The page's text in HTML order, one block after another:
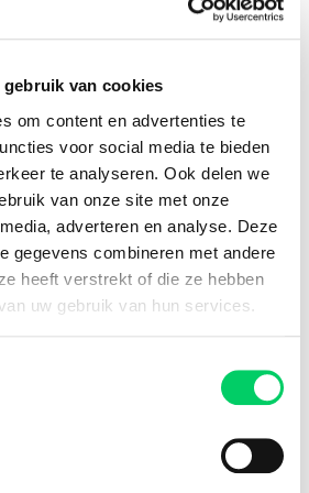
gebruik van cookies
om content en advertenties te
voor social media te bieden
te analyseren. Ook delen we
van onze site met onze
adverteren en analyse. Deze
gegevens combineren met andere
heeft verstrekt of die ze hebben
uw gebruik van hun services.
Dan is een roadtrip de aangewezen
en de uitverkoren automobiel.
en schreeuwend op nummers
en Sam Smith! Natuurlijk kan je